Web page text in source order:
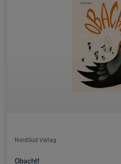
NordSüd Verlag
Obacht!